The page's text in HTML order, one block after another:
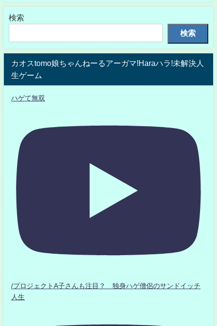
検索
検索
カオスtomo娘ちゃんねーるアーガマ!Haraハラ!未解決人
生ゲーム
ハゲて無双
/プロジェクトA子さんも注目？ 独身ハゲ僧侶のサンドイッチ
人生